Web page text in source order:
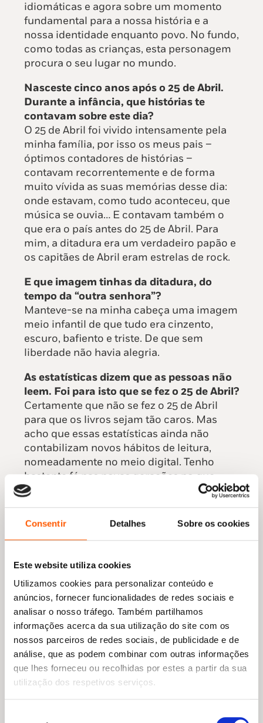
Consentir Detalhes Sobre os cookies
Este website utiliza cookies
Utilizamos cookies para personalizar conteúdo e
anúncios, fornecer funcionalidades de redes sociais e
analisar o nosso tráfego. Também partilhamos
informações acerca da sua utilização do site com os
nossos parceiros de redes sociais, de publicidade e de
análise, que as podem combinar com outras informações
que lhes forneceu ou recolhidas por estes a partir da sua
utilização dos respetivos serviços.
idiomáticas e agora sobre um momento
fundamental para a nossa história e a
nossa identidade enquanto povo. No fundo,
como todas as crianças, esta personagem
procura o seu lugar no mundo.
Nasceste cinco anos após o 25 de Abril.
Durante a infância, que histórias te
contavam sobre este dia?
O 25 de Abril foi vivido intensamente pela
minha família, por isso os meus pais –
óptimos contadores de histórias –
contavam recorrentemente e de forma
muito vívida as suas memórias desse dia:
onde estavam, como tudo aconteceu, que
música se ouvia… E contavam também o
que era o país antes do 25 de Abril. Para
mim, a ditadura era um verdadeiro papão e
os capitães de Abril eram estrelas de rock.
E que imagem tinhas da ditadura, do
tempo da “outra senhora”?
Manteve-se na minha cabeça uma imagem
meio infantil de que tudo era cinzento,
escuro, bafiento e triste. De que sem
liberdade não havia alegria.
As estatísticas dizem que as pessoas não
leem. Foi para isto que se fez o 25 de Abril?
Certamente que não se fez o 25 de Abril
para que os livros sejam tão caros. Mas
acho que essas estatísticas ainda não
contabilizam novos hábitos de leitura,
nomeadamente no meio digital. Tenho
bastante fé nas novas gerações no que
concerne à sobrevivência da literatura.
Apesar das solicitações e dos estímulos
serem muitos, apesar da busca por uma
grande predisposição para o consumo de
como podcasts ou audiolivros. Por isso,
vamos tentar não cair no discurso de que
“no nosso tempo é que era bom”, senão
não tarda estamos como aquela malta que
acha que devia haver um Salazar a cada
esquina.
É preciso uma “revolução” na literatura